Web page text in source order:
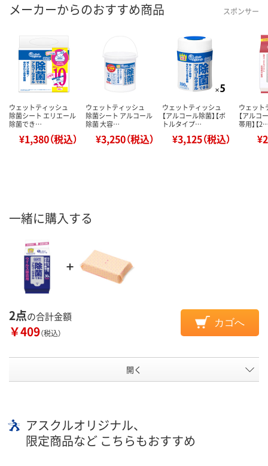
メーカーからのおすすめ商品 スポンサー
ウェットティッシュ
除菌シート エリエール
除菌でき…
¥1,380（税込）
ウェットティッシュ
除菌シート アルコール
除菌 大容…
¥3,250（税込）
ウェットティッシュ
【アルコール除菌】【ボ
トルタイプ…
¥3,125（税込）
ウェット
【アルコ
帯用】【
一緒に購入する
2点の合計金額
￥409（税込）
カゴへ
開く
アスクルオリジナル、
限定商品など こちらもおすすめ